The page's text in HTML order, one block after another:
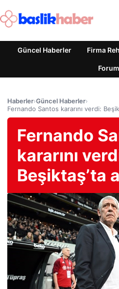
Güncel Haberler Firma
Forum
Haberler›Güncel Haberler›
Fernando Santos kararını verdi:
Fernando
kararını
Beşiktaş’ta